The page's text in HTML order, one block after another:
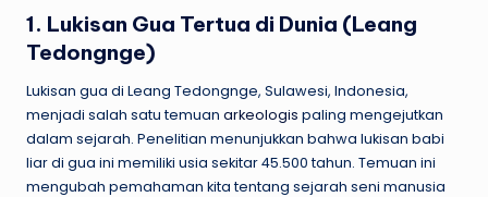
1. Lukisan Gua Tertua di Dunia (Leang
Tedongnge)
Lukisan gua di Leang Tedongnge, Sulawesi, Indonesia,
menjadi salah satu temuan arkeologis paling mengejutkan
dalam sejarah. Penelitian menunjukkan bahwa lukisan babi
liar di gua ini memiliki usia sekitar 45.500 tahun. Temuan ini
mengubah pemahaman kita tentang sejarah seni manusia